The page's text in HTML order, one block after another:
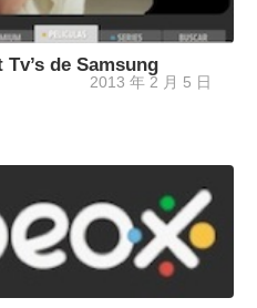
de Samsung
2013 年 2 月 5 日